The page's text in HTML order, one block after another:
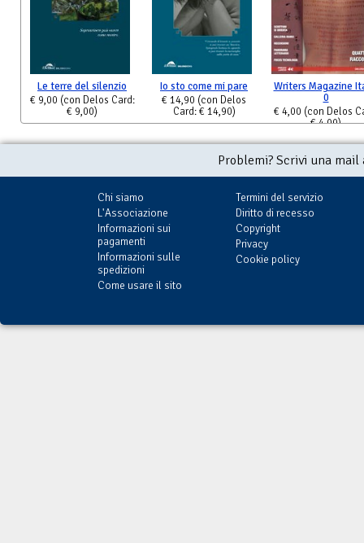
Le terre del silenzio
€ 9,00 (con Delos Card:
€ 9,00)
Io sto come mi pare
€ 14,90 (con Delos
Card: € 14,90)
Writers Magazine
0
€ 4,00 (con Delos
€ 4,00)
Problemi? Scrivi una
Chi siamo
L'Associazione
Informazioni sui
pagamenti
Informazioni sulle
spedizioni
Come usare il sito
Termini del servizio
Diritto di recesso
Copyright
Privacy
Cookie policy